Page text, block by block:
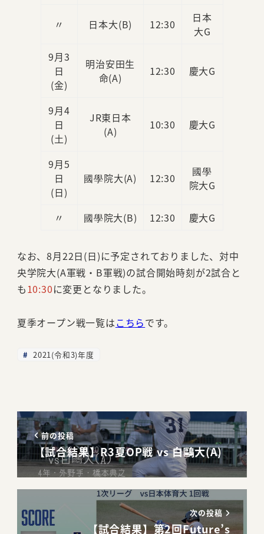
〃 日本大(B) 12:30
日本
大G
9月3
日
(金)
明治安田生
命(A)
12:30 慶大G
9月4
日
(土)
JR東日本
(A)
10:30 慶大G
9月5
日
(日)
國學院大(A) 12:30
國學
院大G
〃 國學院大(B) 12:30 慶大G
なお、8月22日(日)に予定されておりました、対中
央学院大(A軍戦・B軍戦)の試合開始時刻が2試合と
も10:30に変更となりました。
夏季オープン戦一覧はこちらです。
2021(令和3)年度
前の投稿
【試合結果】R3夏OP戦 vs 白鷗大(A)
次の投稿
【試合結果】第2回Future’s